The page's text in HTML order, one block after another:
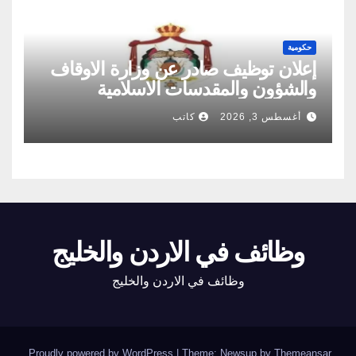
حكومية
إعلان توظيف صادر عن وزارة الاوقاف
والشؤون والمقدسات الاسلامية
أغسطس 3, 2026 كاتب
وظائف في الاردن والخليج
وظائف في الاردن والخليج
Proudly powered by WordPress Theme: Newsup by Themeansar